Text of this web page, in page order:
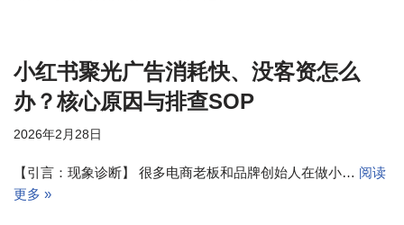
小红书聚光广告消耗快、没客资怎么
办？核心原因与排查SOP
2026年2月28日
【引言：现象诊断】 很多电商老板和品牌创始人在做小… 阅读
更多 »